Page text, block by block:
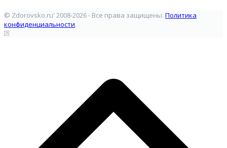
© Zdorovsko.ru' 2008-2026 - Все права защищены. Политика
конфиденциальности.